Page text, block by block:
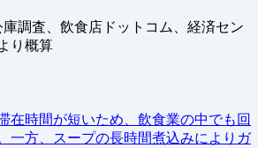
調査、飲食店ドットコム、経済セン
り概算
在時間が短いため、飲食業の中でも回
一方、スープの長時間煮込みによりガ